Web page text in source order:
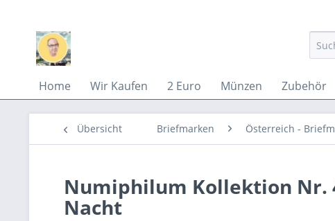
Home Wir Kaufen 2 Euro Münzen Zubehör
Übersicht Briefmarken Österreich -
Numiphilum Kollektion Nr.
Nacht